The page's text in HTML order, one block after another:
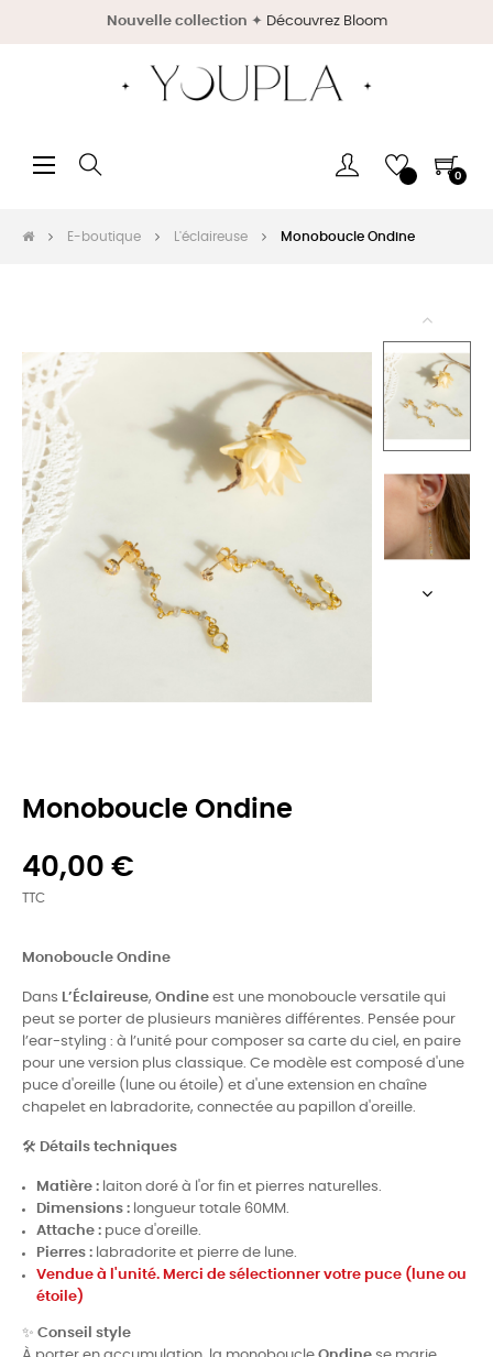
Nouvelle collection ✦ Découvrez Bloom
Basculer
☰ 0
E-boutique L'éclaireuse Monoboucle Ondine
Monoboucle Ondine
40,00 €
TTC
Monoboucle Ondine
Dans L’Éclaireuse, Ondine est une monoboucle versatile qui
peut se porter de plusieurs manières différentes. Pensée pour
l’ear-styling : à l’unité pour composer sa carte du ciel, en paire
pour une version plus classique. Ce modèle est composé d'une
puce d'oreille (lune ou étoile) et d'une extension en chaîne
chapelet en labradorite, connectée au papillon d'oreille.
🛠 Détails techniques
Matière : laiton doré à l'or fin et pierres naturelles.
Dimensions : longueur totale 60MM.
Attache : puce d'oreille.
Pierres : labradorite et pierre de lune.
Vendue à l'unité. Merci de sélectionner votre puce (lune ou
étoile)
✨ Conseil style